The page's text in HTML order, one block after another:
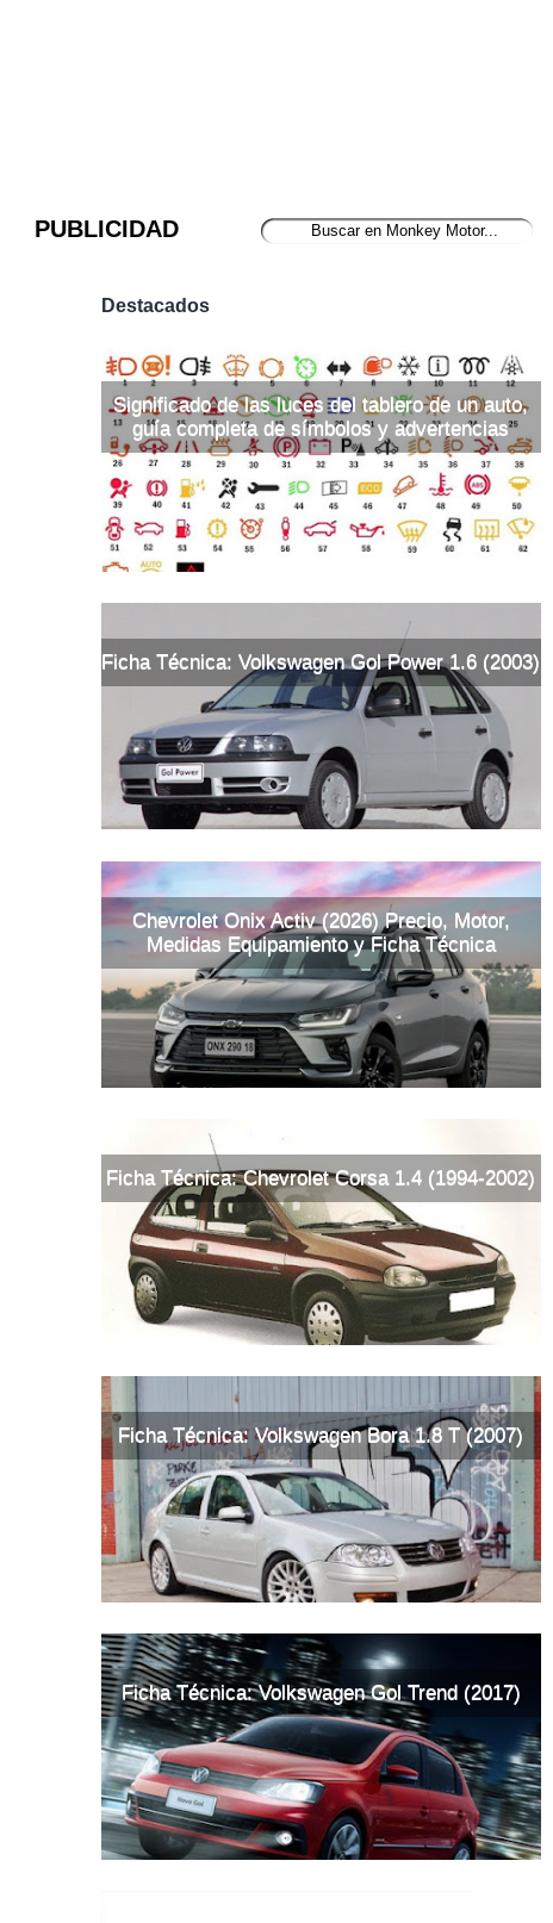
PUBLICIDAD
Destacados
Significado de las luces del tablero de un auto,
guía completa de símbolos y advertencias
Ficha Técnica: Volkswagen Gol Power 1.6 (2003)
Chevrolet Onix Activ (2026) Precio, Motor,
Medidas Equipamiento y Ficha Técnica
Ficha Técnica: Chevrolet Corsa 1.4 (1994-2002)
Ficha Técnica: Volkswagen Bora 1.8 T (2007)
Ficha Técnica: Volkswagen Gol Trend (2017)